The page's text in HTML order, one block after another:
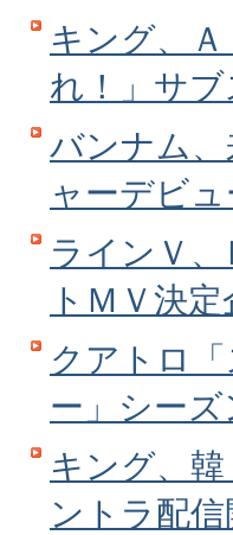
キング、Ａ
れ！」サ
バンナム
ャーデビュ
ラインＶ
トＭＶ決定
クアトロ
ー」シーズ
キング、
ントラ配信